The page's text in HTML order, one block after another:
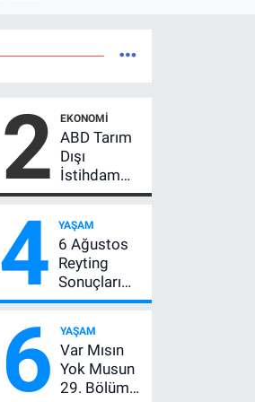
2 EKONOMI
ABD Tarım
Dışı
İstihdam
Verisi Altını
Etkiler? Çok
Basit
Anlatımla
Rehber
4 YAŞAM
6 Ağustos
Reyting
Sonuçları
Açıklandı!
Değiştirdi:
Muhtemel
Aşk,
MasterChef'i
6 YAŞAM
Var Mısın
Yok Musun
29. Bölüm